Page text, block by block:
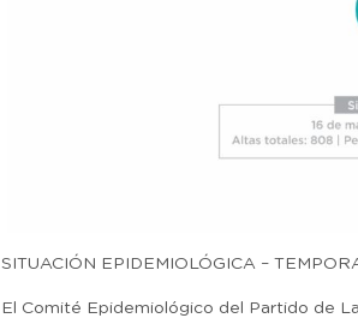
SITUACIÓN EPIDEMIOLÓGICA –
El Comité Epidemiológico del Partido de